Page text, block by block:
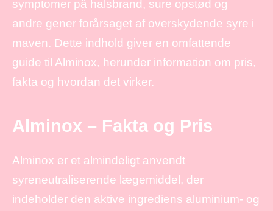
symptomer på halsbrand, sure opstød og
andre gener forårsaget af overskydende syre i
maven. Dette indhold giver en omfattende
guide til Alminox, herunder information om pris,
fakta og hvordan det virker.
Alminox – Fakta og Pris
Alminox er et almindeligt anvendt
syreneutraliserende lægemiddel, der
indeholder den aktive ingrediens aluminium- og